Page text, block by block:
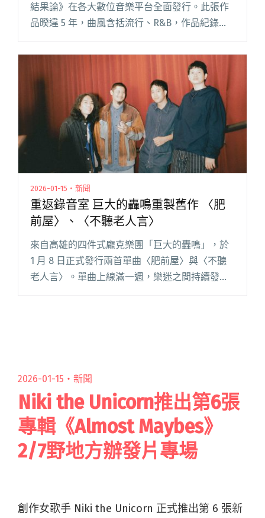
結果論》在各大數位音樂平台全面發行。此張作
品暌違 5 年，曲風含括流行、R&B，作品紀錄無
2017 年發行首張專輯《街巷》、閱讀全文
"J.Sheon新專輯《OUTCOMES結果論》正式發
行！第二波單曲〈你不用懂〉見證友人悲慘的愛
2026-01-15・新聞
重返錄音室 巨大的轟鳴重製舊作 〈肥
前屋〉、〈不聽老人言〉
來自高雄的四件式龐克樂團「巨大的轟鳴」，於
1 月 8 日正式發行兩首單曲〈肥前屋〉與〈不聽
老人言〉。單曲上線滿一週，樂迷之間持續發酵
的討論，也讓這段橫跨十年的創作歷程再次被看
2026-01-15・ 新聞
Niki the Unicorn推出第6張
專輯《Almost Maybes》
2/7野地方辦發片專場
創作女歌手 Niki the Unicorn 正式推出第 6 張新